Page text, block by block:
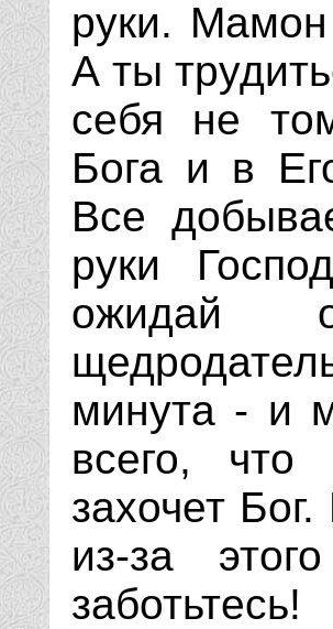
руки.
А ты
себя не
Бога и в
Все
руки
ожидай
минута - и
всего, что
захочет
из-за
заботьтесь!